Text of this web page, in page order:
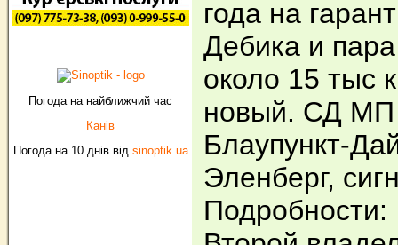
Погода на найближчий час
Канів
Погода на 10 днів від sinoptik.ua
года на
Дебика и
около 15 тыс
новый. СД МП
Блаупункт-
Эленберг,
Подробности: